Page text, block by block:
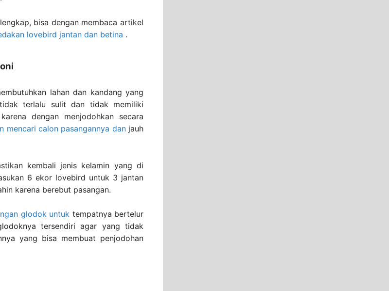
bisa dengan membaca artikel
lovebird jantan dan betina .
lahan dan kandang yang
terlalu sulit dan tidak memiliki
dengan menjodohkan secara
mencari calon pasangannya danjauh
kembali jenis kelamin yang di
6 ekor lovebird untuk 3 jantan
karena berebut pasangan.
glodok untuk tempatnya bertelur
tersendiri agar yang tidak
yang bisa membuat penjodohan